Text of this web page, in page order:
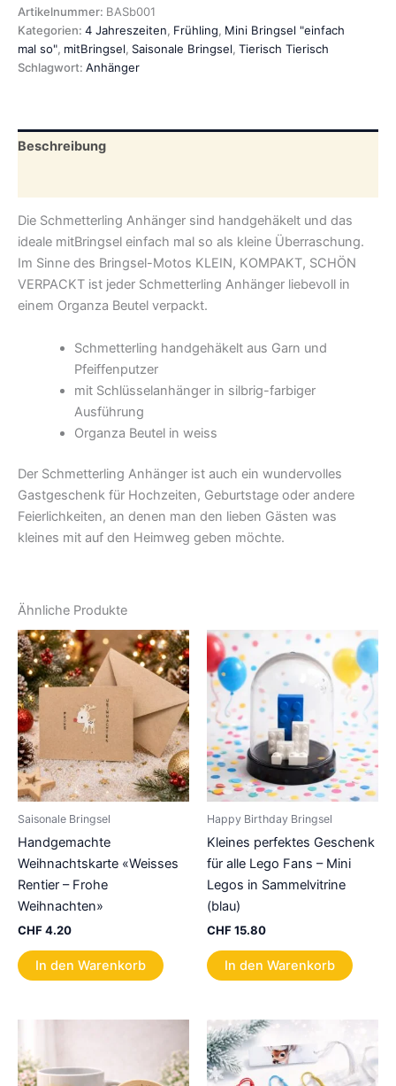
kleine
Überraschung
(handgehäkelt)
-
Menge
Artikelnummer: BASb001
Kategorien: 4 Jahreszeiten, Frühling, Mini Bringsel "einfach
mal so", mitBringsel, Saisonale Bringsel, Tierisch Tierisch
Schlagwort: Anhänger
Beschreibung
Die Schmetterling Anhänger sind handgehäkelt und das
ideale mitBringsel einfach mal so als kleine Überraschung.
Im Sinne des Bringsel-Motos KLEIN, KOMPAKT, SCHÖN
VERPACKT ist jeder Schmetterling Anhänger liebevoll in
einem Organza Beutel verpackt.
Schmetterling handgehäkelt aus Garn und
Pfeiffenputzer
mit Schlüsselanhänger in silbrig-farbiger
Ausführung
Organza Beutel in weiss
Der Schmetterling Anhänger ist auch ein wundervolles
Gastgeschenk für Hochzeiten, Geburtstage oder andere
Feierlichkeiten, an denen man den lieben Gästen was
kleines mit auf den Heimweg geben möchte.
Ähnliche Produkte
Saisonale Bringsel
Handgemachte
Weihnachtskarte «Weisses
Rentier – Frohe
Weihnachten»
CHF4.20
In den Warenkorb
Happy Birthday Bringsel
Kleines perfektes Geschenk
für alle Lego Fans – Mini
Legos in Sammelvitrine
(blau)
CHF15.80
In den Warenkorb